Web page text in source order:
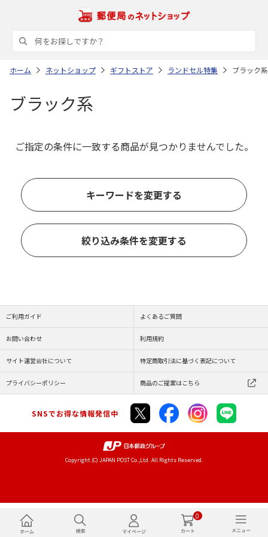
0
ホーム ネットショップ ギフトストア ランドセル特集 ブラック系
ブラック系
ご指定の条件に一致する商品が見つかりませんでした。
キーワードを変更する
絞り込み条件を変更する
ご利用ガイド よくあるご質問
お問い合わせ 利用規約
サイト運営会社について 特定商取引法に基づく表記について
プライバシーポリシー 商品のご提案はこちら
SNSでお得な情報発信中
Copyright (C) JAPAN POST Co.,Ltd. All Rights Reserved.